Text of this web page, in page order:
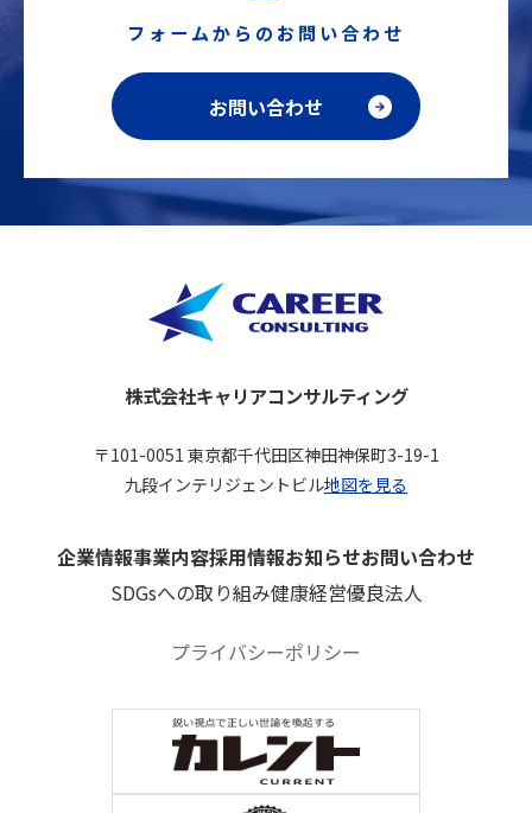
フォームからのお問い合わせ
お問い合わせ
株式会社キャリアコンサルティング
〒101-0051 東京都千代田区神田神保町3-19-1
九段インテリジェントビル地図を見る
企業情報事業内容採用情報お知らせお問い合わせ
SDGsへの取り組み健康経営優良法人
プライバシーポリシー